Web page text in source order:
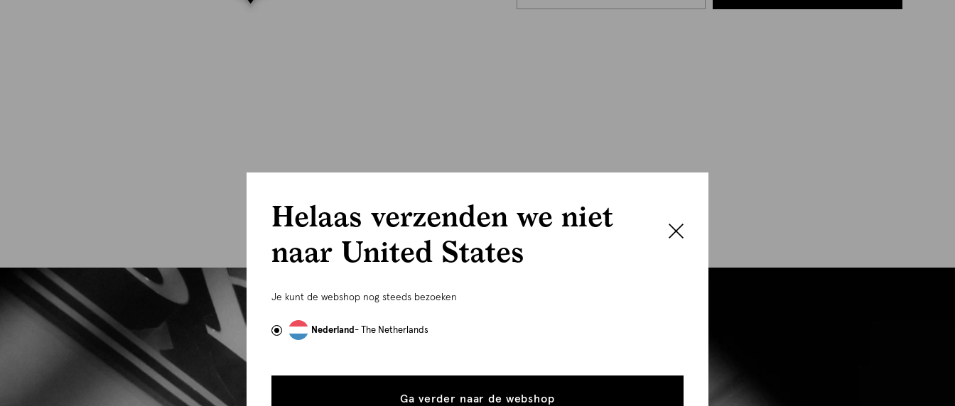
Helaas verzenden we niet
naar United States
Je kunt de webshop nog steeds bezoeken
Nederland- The Netherlands
Ga verder naar de webshop